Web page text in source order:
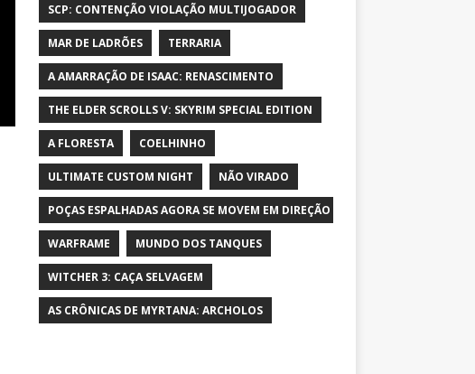
SCP: CONTENÇÃO VIOLAÇÃO MULTIJOGADOR
MAR DE LADRÕES TERRARIA
A AMARRAÇÃO DE ISAAC: RENASCIMENTO
THE ELDER SCROLLS V: SKYRIM SPECIAL EDITION
A FLORESTA COELHINHO
ULTIMATE CUSTOM NIGHT NÃO VIRADO
POÇAS ESPALHADAS AGORA SE MOVEM EM DIREÇÃO AO PERSONAGEM E
WARFRAME MUNDO DOS TANQUES
WITCHER 3: CAÇA SELVAGEM
AS CRÔNICAS DE MYRTANA: ARCHOLOS